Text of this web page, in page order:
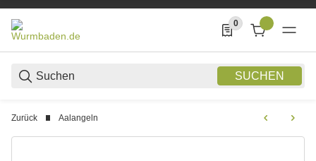
SUCHEN
0
0 Produkte in der
Zurück Aalangeln